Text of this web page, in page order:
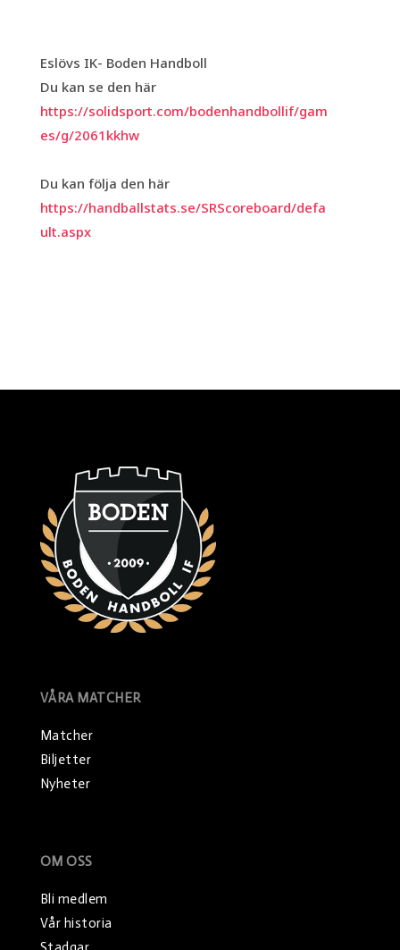
Eslövs IK- Boden Handboll
Du kan se den här
https://solidsport.com/bodenhandbollif/gam
es/g/2061kkhw
Du kan följa den här
https://handballstats.se/SRScoreboard/defa
ult.aspx
VÅRA MATCHER
Matcher
Biljetter
Nyheter
OM OSS
Bli medlem
Vår historia